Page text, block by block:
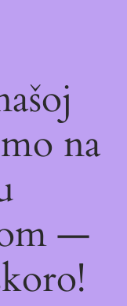
na
—